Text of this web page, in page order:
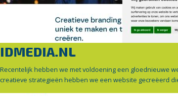
IDMEDIA.NL
Recentelijk hebben we met voldoening een gloednieuwe
creatieve strategieën hebben we een website gecreëerd